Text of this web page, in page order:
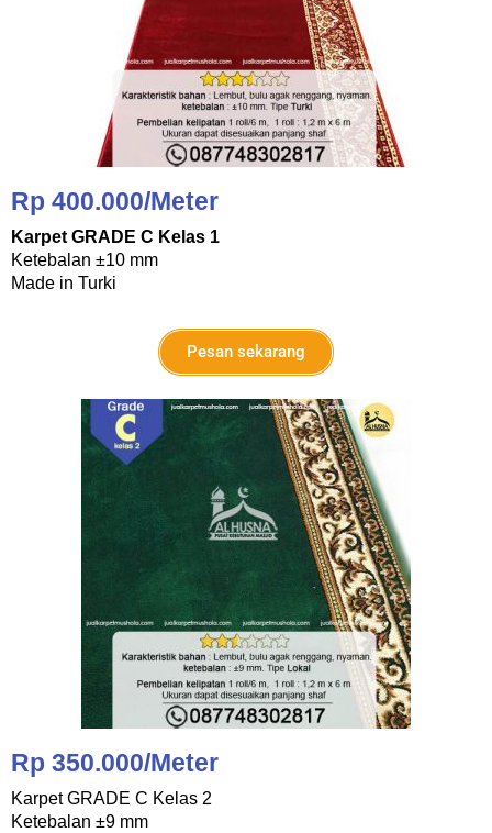
Rp 400.000/Meter
Karpet GRADE C Kelas 1
Ketebalan ±10 mm
Made in Turki
Pesan sekarang
Rp 350.000/Meter
Karpet GRADE C Kelas 2
Ketebalan ±9 mm